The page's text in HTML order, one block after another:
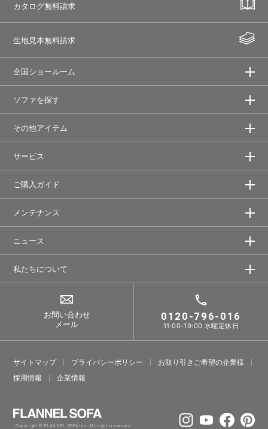
カタログ無料請求
生地見本無料請求
全国ショールーム
ソファを探す
その他アイテム
サービス
ご購入ガイド
メンテナンス
ニュース
私たちについて
お問い合わせ
メール
0120-796-016
11:00-19:00 水曜定休日
サイトマップ プライバシーポリシー
お取り引きご希望の企業様
採⽤情報
企業情報
Copyright © FLANNEL SOFA Inc. All rights reserved